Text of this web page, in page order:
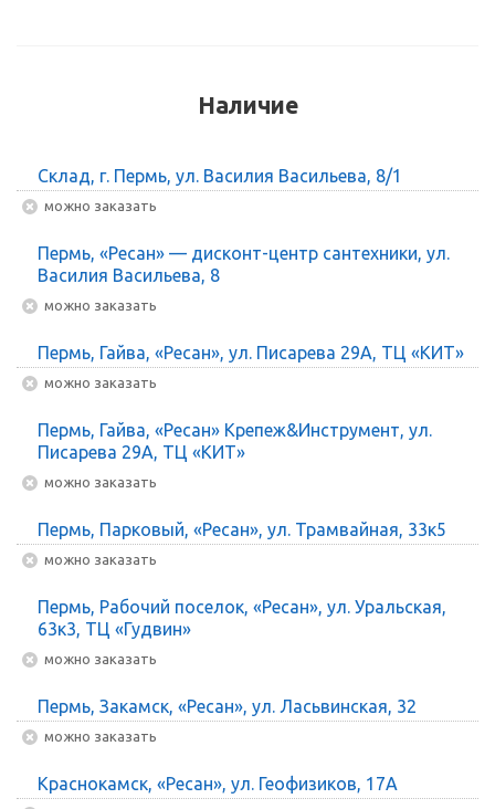
Наличие
Склад, г. Пермь, ул. Василия Васильева, 8/1
Можно заказать
Пермь, «Ресан» — дисконт-центр сантехники, ул.
Василия Васильева, 8
Можно заказать
Пермь, Гайва, «Ресан», ул. Писарева 29А, ТЦ «КИТ»
Можно заказать
Пермь, Гайва, «Ресан» Крепеж&Инструмент, ул.
Писарева 29А, ТЦ «КИТ»
Можно заказать
Пермь, Парковый, «Ресан», ул. Трамвайная, 33к5
Можно заказать
Пермь, Рабочий поселок, «Ресан», ул. Уральская,
63к3, ТЦ «Гудвин»
Можно заказать
Пермь, Закамск, «Ресан», ул. Ласьвинская, 32
Можно заказать
Краснокамск, «Ресан», ул. Геофизиков, 17А